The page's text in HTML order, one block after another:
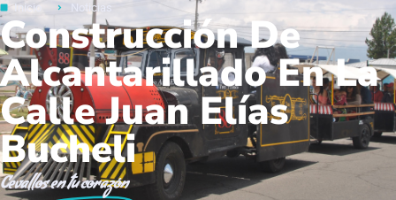
Inicio Noticias
Construcción De
Alcantarillado En La
Calle Juan Elías
Bucheli
Cevallosen tu corazón